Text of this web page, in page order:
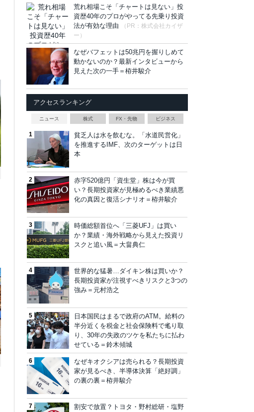
荒れ相場こそ「チャートは見ない」投
資歴40年のプロがやってる先乗り投資
法が有効な理由
（PR：株式会社カイザ
ー）
なぜバフェットは50兆円を握りしめて
動かないのか？最新インタビューから
見えた次の一手＝栫井駿介
アクセスランキング
ニュース 株式 FX・先物 ビジネス
貧乏人は水を飲むな。「水道民営化」
を推進するIMF、次のターゲットは日
本
赤字520億円「資生堂」株は今が買
い？長期投資家が見極めるべき業績悪
化の真因と復活シナリオ＝栫井駿介
時価総額首位へ「三菱UFJ」は買い
か？業績・海外戦略から見えた投資リ
スクと追い風＝大畠典仁
世界的な猛暑…ダイキン株は買いか？
長期投資家が注視すべきリスクと3つの
強み＝元村浩之
日本国民はまるで政府のATM。給料の
半分近くを税金と社会保険料で毟り取
り、30年の失政のツケを私たちに払わ
せている＝鈴木傾城
なぜキオクシアは売られる？長期投資
家が見るべき、半導体決算「絶好調」
の裏の裏＝栫井駿介
割安で放置？トヨタ・野村総研・塩野